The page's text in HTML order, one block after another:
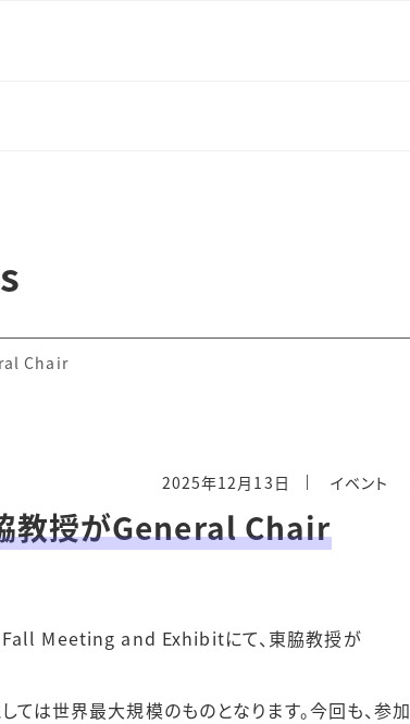
Chair
2025年12月13日 イベント
教授がGeneral Chair
Fall Meeting and Exhibitにて、東脇教授が
は世界最大規模のものとなります。今回も、参加